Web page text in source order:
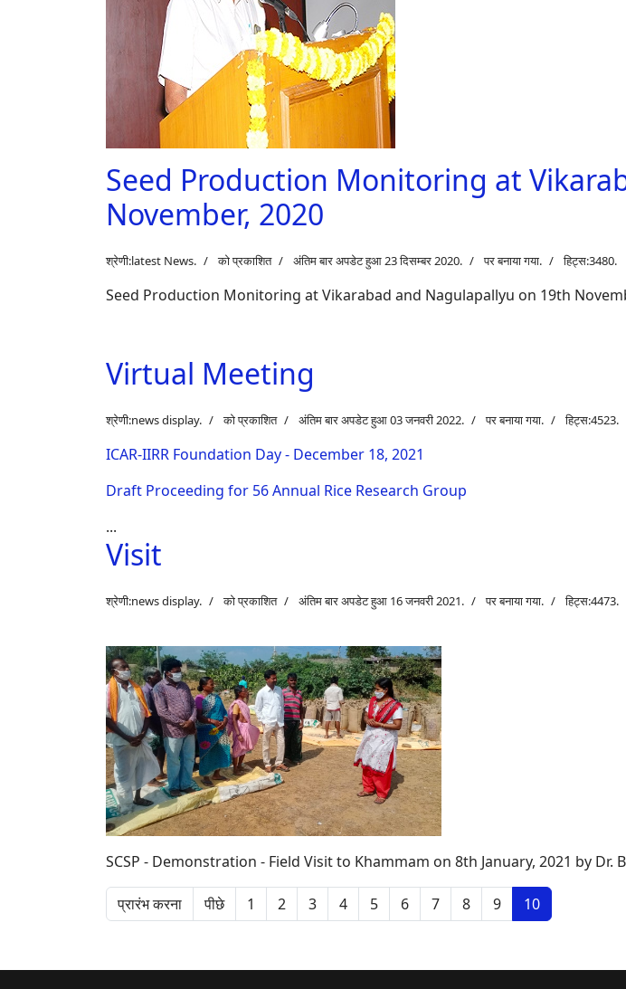
Seed Production Monitoring at
November, 2020
श्रेणी:latest News. को प्रकाशित अंतिम बार अपडेट हुआ 23 दिसम्बर 2020. पर बनाया गया. हिट्स:3480.
Seed Production Monitoring at Vikarabad and Nagulapallyu on 19th
Virtual Meeting
श्रेणी:news display. को प्रकाशित अंतिम बार अपडेट हुआ 03 जनवरी 2022. पर बनाया गया. हिट्स:4523.
ICAR-IIRR Foundation Day - December 18, 2021
Draft Proceeding for 56 Annual Rice Research Group
...
Visit
श्रेणी:news display. को प्रकाशित अंतिम बार अपडेट हुआ 16 जनवरी 2021. पर बनाया गया. हिट्स:4473.
SCSP - Demonstration - Field Visit to Khammam on 8th January, 2021 by Dr.
प्रारंभ करना पीछे 1 2 3 4 5 6 7 8 9 10